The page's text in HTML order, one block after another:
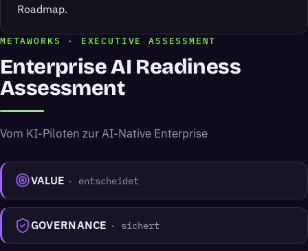
Roadmap.
METAWORKS · EXECUTIVE ASSESSMENT
Enterprise AI Readiness
Assessment
Vom KI-Piloten zur AI-Native Enterprise
VALUE · entscheidet
GOVERNANCE · sichert